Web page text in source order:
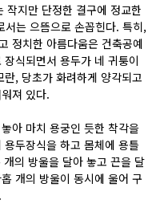
작지만 단정한 결구에 정교한
는 으뜸으로 손꼽힌다. 특히,
정치한 아름다움은 건축공예
식되면서 용두가 네 귀퉁이
, 당초가 화려하게 양각되고
져 있다.
아 마치 용궁인 듯한 착각을
두장식을 하고 몸체에 용틀
의 방울을 달아 놓고 끈을 달
개의 방울이 동시에 울어 구